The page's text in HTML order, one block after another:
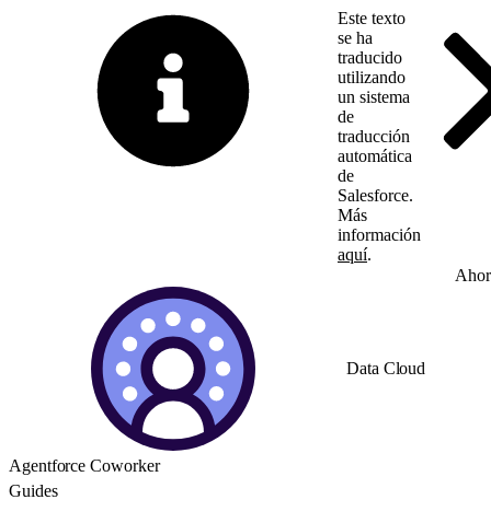
Este texto
se ha
traducido
utilizando
un sistema
de
traducción
automática
de
Salesforce.
Más
información
aquí.
Data Cloud
Agentforce Coworker
Guides